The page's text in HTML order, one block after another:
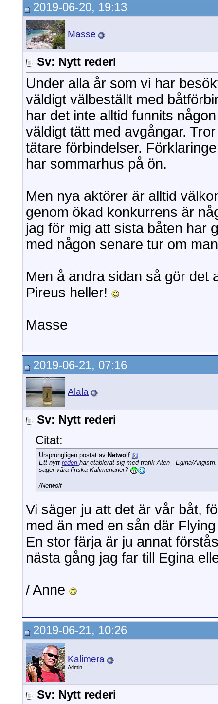
2019-06-20, 19:13
Masse
Sv: Nytt rederi
Under alla år som vi har
väldigt välbeställt med
har det inte alltid funnits
väldigt tätt med avgångar.
tätare förbindelser.
har sommarhus på ön.
Men nya aktörer är alltid
genom ökad konkurrens är
jag för mig att sista båten har
med någon senare tur om
Men å andra sidan så gör det
Pireus heller!
Masse
2019-06-21, 07:16
Alala
Sv: Nytt rederi
Citat:
Ursprungligen postat av Netwolf
Ett nytt rederi har etablerat sig med trafik Aten - Egina/
säger våra finska Kalimerianer?
/Netwolf
Vi säger ju att det är vår båt,
med än med en sån där
En stor färja är ju annat
nästa gång jag far till Egina
/ Anne
2019-06-21, 10:26
Kalimera
Admin
Sv: Nytt rederi